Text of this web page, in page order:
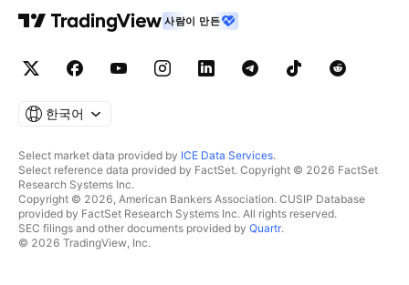
사람이 만든
한국어
Select market data provided by ICE Data Services.
Select reference data provided by FactSet. Copyright © 2026 FactSet
Research Systems Inc.
Copyright © 2026, American Bankers Association. CUSIP Database
provided by FactSet Research Systems Inc. All rights reserved.
SEC filings and other documents provided by Quartr.
© 2026 TradingView, Inc.